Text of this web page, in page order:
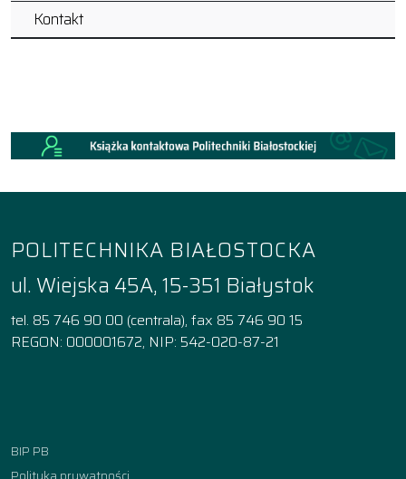
Kontakt
POLITECHNIKA BIAŁOSTOCKA
ul. Wiejska 45A, 15-351 Białystok
tel. 85 746 90 00 (centrala), fax 85 746 90 15
REGON: 000001672, NIP: 542-020-87-21
BIP PB